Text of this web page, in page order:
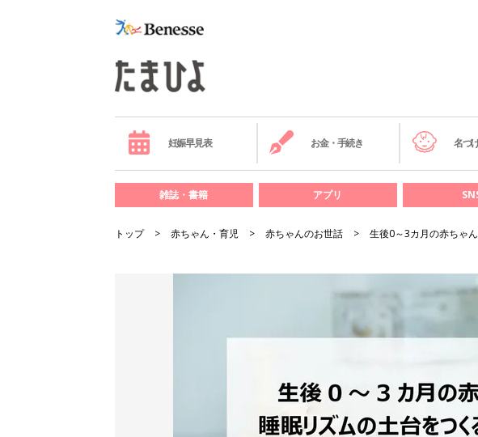
妊娠早見表 お金・手続き 名づ
雑誌・書籍 アプリ
トップ 赤ちゃん・育児 赤ちゃんのお世話 生後0～3カ月の赤ちゃ